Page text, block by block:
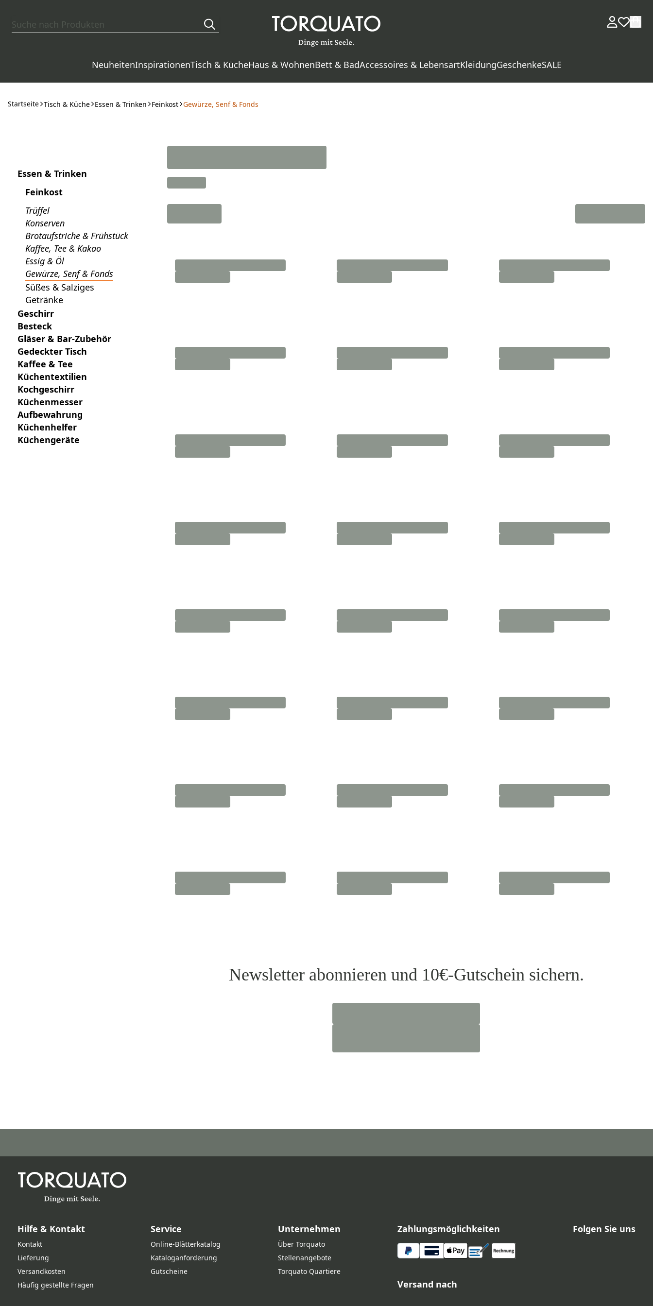
NeuheitenInspirationenTisch & KücheHaus & WohnenBett & BadAccessoires & LebensartKleidungGeschenkeSALE
Startseite Tisch & Küche Essen & Trinken Feinkost Gewürze, Senf & Fonds
Essen & Trinken
Feinkost
Trüffel
Konserven
Brotaufstriche & Frühstück
Kaffee, Tee & Kakao
Essig & Öl
Gewürze, Senf & Fonds
Süßes & Salziges
Getränke
Geschirr
Besteck
Gläser & Bar-Zubehör
Gedeckter Tisch
Kaffee & Tee
Küchentextilien
Kochgeschirr
Küchenmesser
Aufbewahrung
Küchenhelfer
Küchengeräte
Newsletter abonnieren und 10€-Gutschein sichern.
Hilfe & Kontakt
Kontakt
Lieferung
Versandkosten
Häufig gestellte Fragen
Service
Online‑Blätterkatalog
Kataloganforderung
Gutscheine
Unternehmen
Über Torquato
Stellenangebote
Torquato Quartiere
Zahlungsmöglichkeiten
Versand nach
Folgen Sie uns